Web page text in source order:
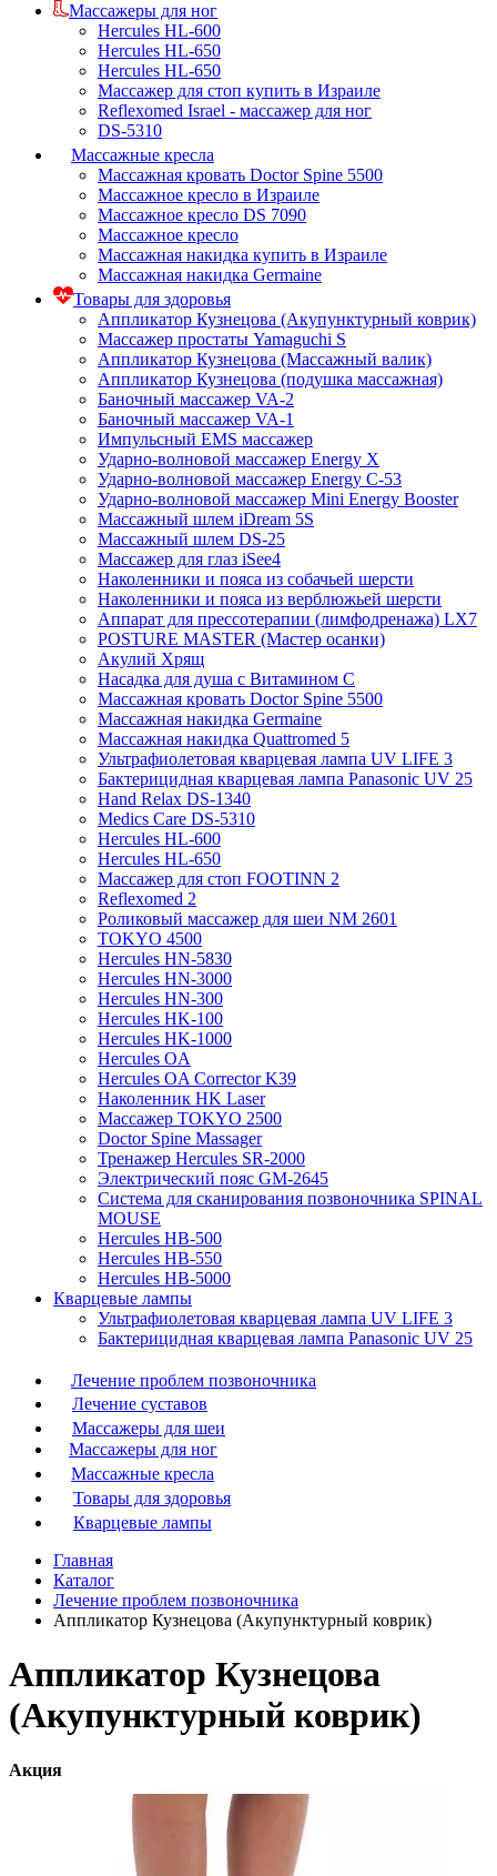
Массажеры для ног
Hercules HL-600
Hercules HL-650
Hercules HL-650
Массажер для стоп купить в Израиле
Reflexomed Israel - массажер для ног
DS-5310
Массажные кресла
Массажная кровать Doctor Spine 5500
Массажное кресло в Израиле
Массажное кресло DS 7090
Массажное кресло
Массажная накидка купить в Израиле
Массажная накидка Germaine
Товары для здоровья
Аппликатор Кузнецова (Акупунктурный коврик)
Массажер простаты Yamaguchi S
Аппликатор Кузнецова (Массажный валик)
Аппликатор Кузнецова (подушка массажная)
Баночный массажер VA-2
Баночный массажер VA-1
Импульсный EMS массажер
Ударно-волновой массажер Energy X
Ударно-волновой массажер Energy C-53
Ударно-волновой массажер Mini Energy Booster
Массажный шлем iDream 5S
Массажный шлем DS-25
Массажер для глаз iSee4
Наколенники и пояса из собачьей шерсти
Наколенники и пояса из верблюжьей шерсти
Аппарат для прессотерапии (лимфодренажа) LX7
POSTURE MASTER (Мастер осанки)
Акулий Хрящ
Насадка для душа с Витамином C
Массажная кровать Doctor Spine 5500
Массажная накидка Germaine
Массажная накидка Quattromed 5
Ультрафиолетовая кварцевая лампа UV LIFE 3
Бактерицидная кварцевая лампа Panasonic UV 25
Hand Relax DS-1340
Medics Care DS-5310
Hercules HL-600
Hercules HL-650
Массажер для стоп FOOTINN 2
Reflexomed 2
Роликовый массажер для шеи NM 2601
TOKYO 4500
Hercules HN-5830
Hercules HN-3000
Hercules HN-300
Hercules HK-100
Hercules HK-1000
Hercules OA
Hercules OA Corrector K39
Наколенник HK Laser
Массажер TOKYO 2500
Doctor Spine Massager
Тренажер Hercules SR-2000
Электрический пояс GM-2645
Система для сканирования позвоночника SPINAL
MOUSE
Hercules HB-500
Hercules HB-550
Hercules HB-5000
Кварцевые лампы
Ультрафиолетовая кварцевая лампа UV LIFE 3
Бактерицидная кварцевая лампа Panasonic UV 25
Лечение проблем позвоночника
Лечение суставов
Массажеры для шеи
Массажеры для ног
Массажные кресла
Товары для здоровья
Кварцевые лампы
Главная
Каталог
Лечение проблем позвоночника
Аппликатор Кузнецова (Акупунктурный коврик)
Аппликатор Кузнецова
(Акупунктурный коврик)
Акция